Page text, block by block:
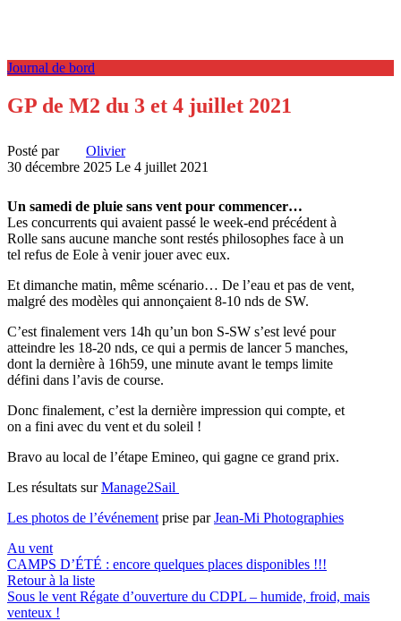
Journal de bord
GP de M2 du 3 et 4 juillet 2021
Posté par
Olivier
30 décembre 2025 Le 4 juillet 2021
Un samedi de pluie sans vent pour commencer…
Les concurrents qui avaient passé le week-end précédent à
Rolle sans aucune manche sont restés philosophes face à un
tel refus de Eole à venir jouer avec eux.
Et dimanche matin, même scénario… De l’eau et pas de vent,
malgré des modèles qui annonçaient 8-10 nds de SW.
C’est finalement vers 14h qu’un bon S-SW s’est levé pour
atteindre les 18-20 nds, ce qui a permis de lancer 5 manches,
dont la dernière à 16h59, une minute avant le temps limite
défini dans l’avis de course.
Donc finalement, c’est la dernière impression qui compte, et
on a fini avec du vent et du soleil !
Bravo au local de l’étape Emineo, qui gagne ce grand prix.
Les résultats surManage2Sail
Les photos de l’événement prise parJean-Mi Photographies
Au vent
CAMPS D’ÉTÉ : encore quelques places disponibles !!!
Retour à la liste
Sous le vent Régate d’ouverture du CDPL – humide, froid, mais
venteux !